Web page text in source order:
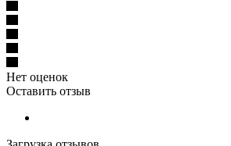
Нет оценок
Оставить отзыв